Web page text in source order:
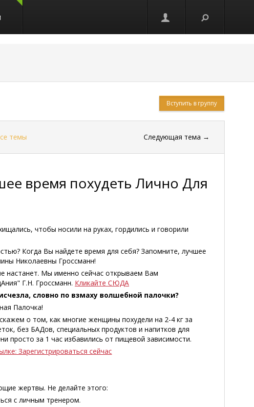
Вступить в группу
темы Следующая тема →
время похудеть Лично Для
чтобы носили на руках, гордились и говорили
Когда Вы найдете время для себя? Запомните, лучшее
Николаевны Гроссманн!
настанет. Мы именно сейчас открываем Вам
Г.Н. Гроссманн. Кликайте СЮДА
словно по взмаху волшебной палочки?
Палочка!
о том, как многие женщины похудели на 2-4 кг за
без БАДов, специальных продуктов и напитков для
просто за 1 час избавились от пищевой зависимости.
Зарегистрироваться сейчас
жертвы. Не делайте этого:
с личным тренером.